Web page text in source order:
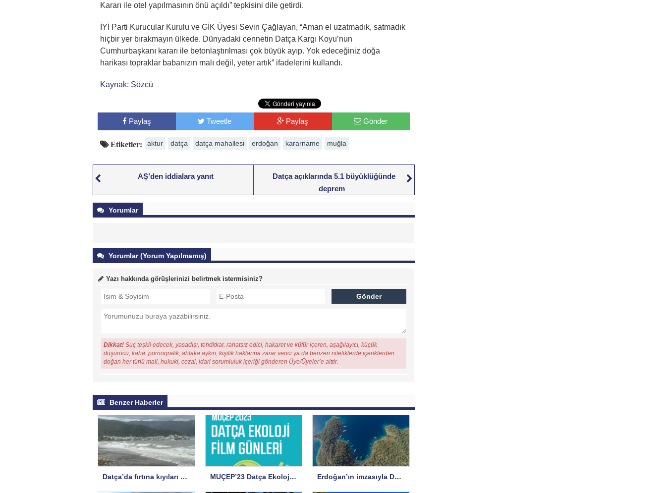
Kararı ile otel yapılmasının önü açıldı” tepkisini dile getirdi.
İYİ Parti Kurucular Kurulu ve GİK Üyesi Sevin Çağlayan, “Aman el uzatmadık, satmadık
hiçbir yer bırakmayın ülkede. Dünyadaki cennetin Datça Kargı Koyu’nun
Cumhurbaşkanı kararı ile betonlaştırılması çok büyük ayıp. Yok edeceğiniz doğa
harikası topraklar babanızın malı değil, yeter artık” ifadelerini kullandı.
Kaynak: Sözcü
Paylaş Tweetle Paylaş Gönder
Etiketler: aktur datça datça mahallesi erdoğan kararname muğla
AŞ’den iddialara yanıt
Datça açıklarında 5.1 büyüklüğünde
deprem
Yorumlar
Yorumlar (Yorum Yapılmamış)
Yazı hakkında görüşlerinizi belirtmek istermisiniz?
Dikkat! Suç teşkil edecek, yasadışı, tehditkar, rahatsız edici, hakaret ve küfür içeren, aşağılayıcı, küçük
düşürücü, kaba, pornografik, ahlaka aykırı, kişilik haklarına zarar verici ya da benzeri niteliklerde içeriklerden
doğan her türlü mali, hukuki, cezai, idari sorumluluk içeriği gönderen Üye/Üyeler’e aittir.
Benzer Haberler
Datça’da fırtına kıyıları vurdu MUÇEP’23 Datça Ekoloji Film Günleri Başlıyor Erdoğan’ın imzasıyla Datça, Göcek ve Fethiye’de koruma statüsü değişti